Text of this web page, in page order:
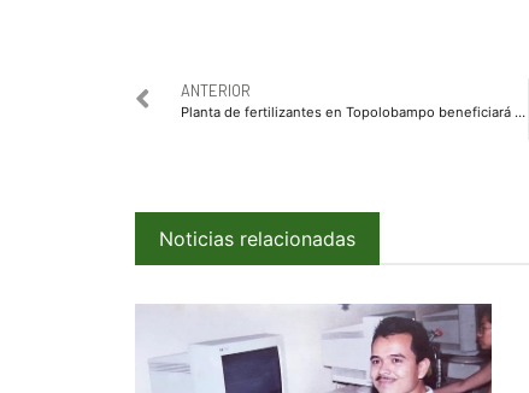
ANTERIOR
Planta de fertilizantes en Topolobampo beneficiará a toda la agricultura nacional: Rocha
Noticias relacionadas